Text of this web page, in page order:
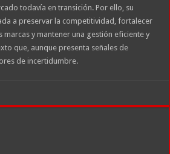
todavía en transición. Por ello, su
a preservar la competitividad, fortalecer
marcas y mantener una gestión eficiente y
que, aunque presenta señales de
de incertidumbre.